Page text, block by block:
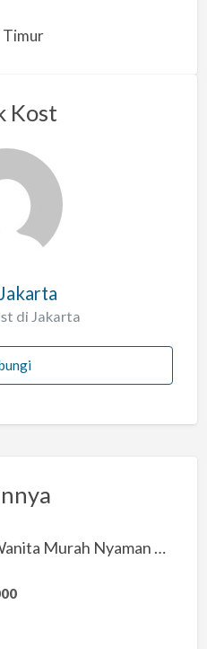
Timur
Kost
di Jakarta
Kosan Wanita Murah Nyaman di Jakarta Selatan